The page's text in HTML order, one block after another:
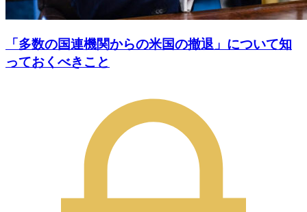
「多数の国連機関からの米国の撤退」について知
っておくべきこと